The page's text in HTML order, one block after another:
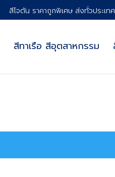
สีโจตัน ราคาถูกพิเศษ ส่งทั่วประเ
สีทาเรือ สีอุตสาหกรรม